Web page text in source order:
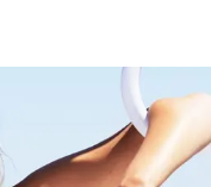
intemporelle.